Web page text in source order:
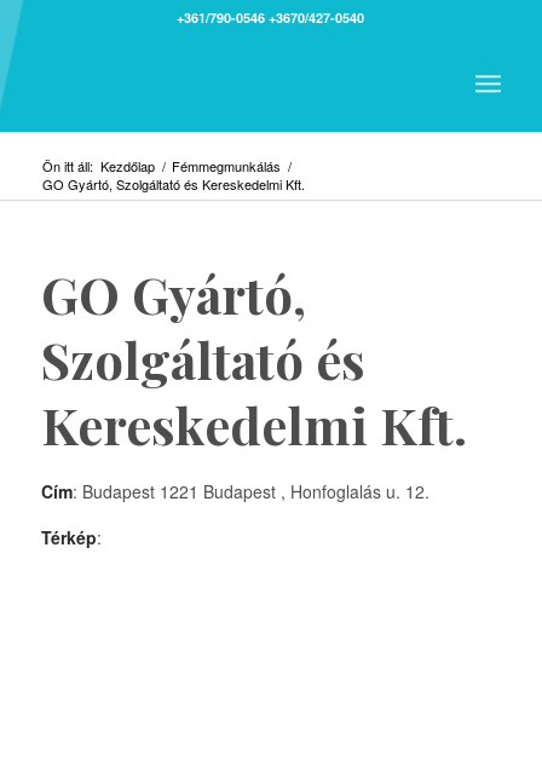
+361/790-0546 +3670/427-0540
Ön itt áll: Kezdőlap / Fémmegmunkálás /
GO Gyártó, Szolgáltató és Kereskedelmi Kft.
GO Gyártó,
Szolgáltató és
Kereskedelmi Kft.
Cím: Budapest 1221 Budapest , Honfoglalás u. 12.
Térkép: